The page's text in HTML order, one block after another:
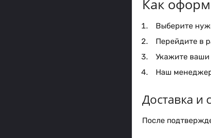
Как
Выберите
Перейдите в
Укажите
Наш менеджер
Доставка и
После